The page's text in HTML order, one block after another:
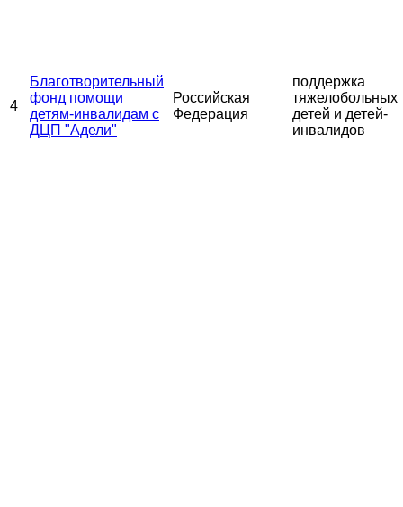
4
Благотворительный
фонд помощи
детям-инвалидам с
ДЦП "Адели"
Российская
Федерация
поддержка
тяжелобольных
детей и детей-
инвалидов